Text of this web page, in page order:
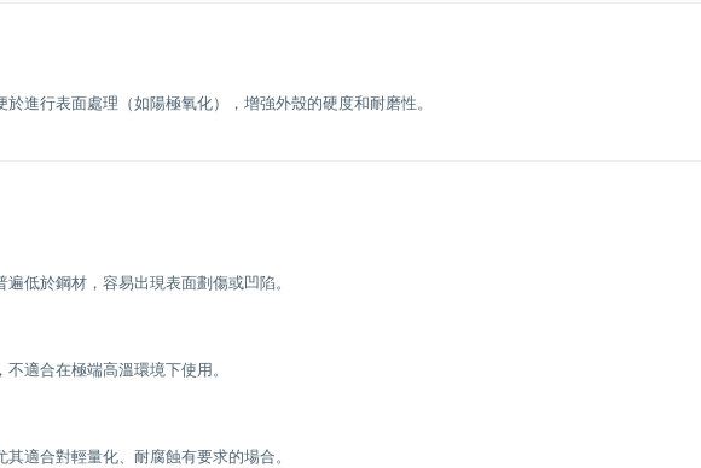
進行表面處理（如陽極氧化），增強外殼的硬度和耐磨性。
低於鋼材，容易出現表面劃傷或凹陷。
適合在極端高溫環境下使用。
適合對輕量化、耐腐蝕有要求的場合。